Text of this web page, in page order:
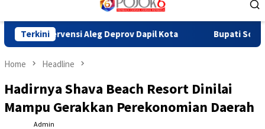
Menu
Terkini
Aleg Deprov Dapil Kota Bupati Sofyan Teken MoU
Home Headline
Hadirnya Shava Beach Resort Dinilai
Mampu Gerakkan Perekonomian Daerah
Admin